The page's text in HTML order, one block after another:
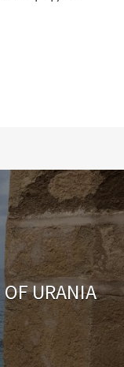
URANIA